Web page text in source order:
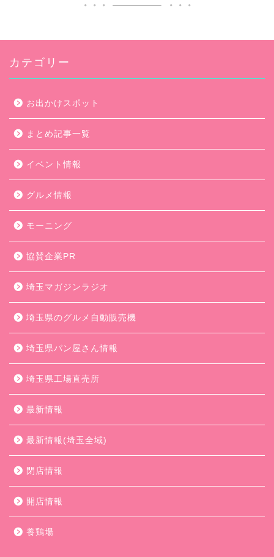
カテゴリー
お出かけスポット
まとめ記事一覧
イベント情報
グルメ情報
モーニング
協賛企業PR
埼玉マガジンラジオ
埼玉県のグルメ自動販売機
埼玉県パン屋さん情報
埼玉県工場直売所
最新情報
最新情報(埼玉全域)
閉店情報
開店情報
養鶏場